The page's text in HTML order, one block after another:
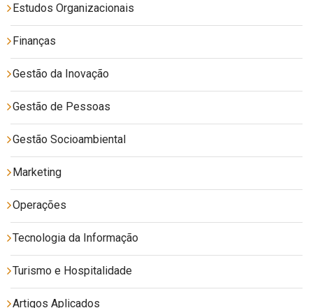
Estudos Organizacionais
Finanças
Gestão da Inovação
Gestão de Pessoas
Gestão Socioambiental
Marketing
Operações
Tecnologia da Informação
Turismo e Hospitalidade
Artigos Aplicados